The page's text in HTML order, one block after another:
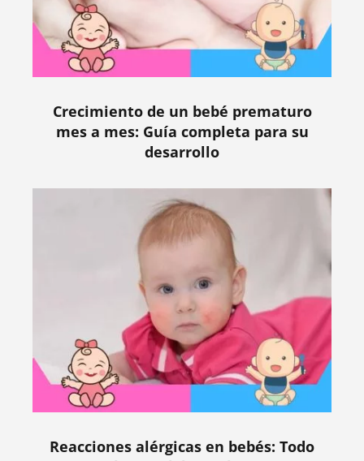
Crecimiento de un bebé prematuro
mes a mes: Guía completa para su
desarrollo
Reacciones alérgicas en bebés: Todo